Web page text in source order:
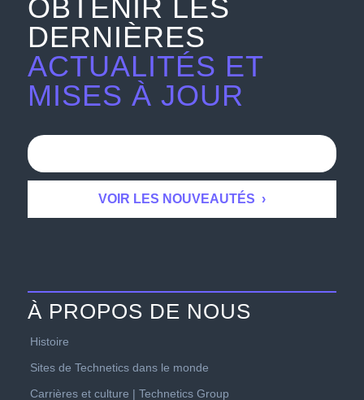
OBTENIR LES
DERNIÈRES
ACTUALITÉS ET
MISES À JOUR
À PROPOS DE NOUS
Histoire
Sites de Technetics dans le monde
Carrières et culture | Technetics Group